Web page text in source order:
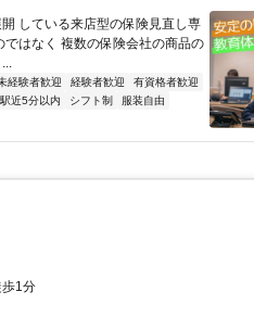
している来店型の保険見直し専
はなく 複数の保険会社の商品の
経験者歓迎 経験者歓迎
有資格者歓迎
駅近5分以内 シフト制
服装自由
1分